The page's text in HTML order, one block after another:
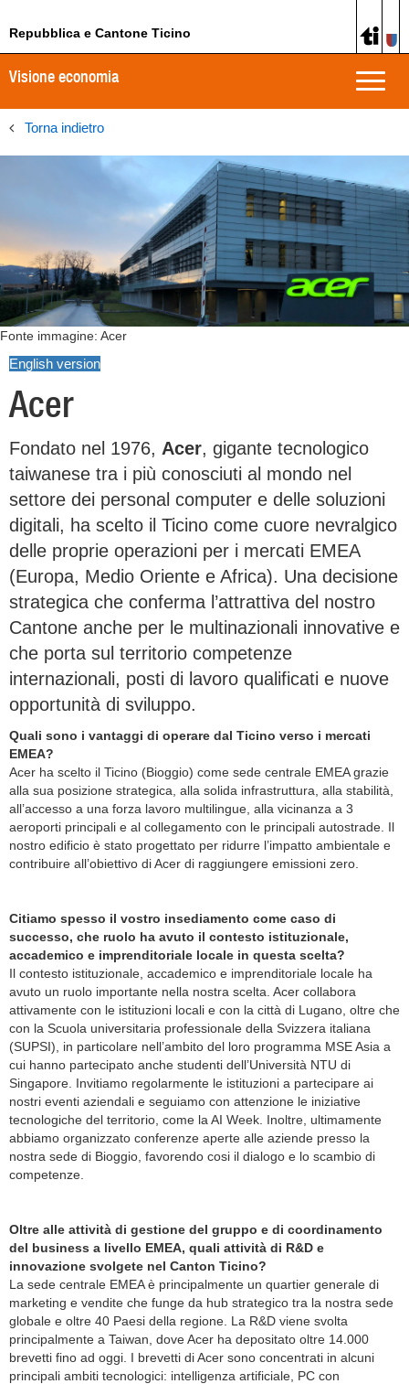
Repubblica e Cantone Ticino
Toggle
Visione economia
Torna indietro
Fonte immagine: Acer
English version
Acer
Fondato nel 1976, Acer, gigante tecnologico
taiwanese tra i più conosciuti al mondo nel
settore dei personal computer e delle soluzioni
digitali, ha scelto il Ticino come cuore nevralgico
delle proprie operazioni per i mercati EMEA
(Europa, Medio Oriente e Africa). Una decisione
strategica che conferma l’attrattiva del nostro
Cantone anche per le multinazionali innovative e
che porta sul territorio competenze
internazionali, posti di lavoro qualificati e nuove
opportunità di sviluppo.
Quali sono i vantaggi di operare dal Ticino verso i mercati
EMEA?
Acer ha scelto il Ticino (Bioggio) come sede centrale EMEA grazie
alla sua posizione strategica, alla solida infrastruttura, alla stabilità,
all’accesso a una forza lavoro multilingue, alla vicinanza a 3
aeroporti principali e al collegamento con le principali autostrade. Il
nostro edificio è stato progettato per ridurre l’impatto ambientale e
contribuire all’obiettivo di Acer di raggiungere emissioni zero.
Citiamo spesso il vostro insediamento come caso di
successo, che ruolo ha avuto il contesto istituzionale,
accademico e imprenditoriale locale in questa scelta?
Il contesto istituzionale, accademico e imprenditoriale locale ha
avuto un ruolo importante nella nostra scelta. Acer collabora
attivamente con le istituzioni locali e con la città di Lugano, oltre che
con la Scuola universitaria professionale della Svizzera italiana
(SUPSI), in particolare nell’ambito del loro programma MSE Asia a
cui hanno partecipato anche studenti dell’Università NTU di
Singapore. Invitiamo regolarmente le istituzioni a partecipare ai
nostri eventi aziendali e seguiamo con attenzione le iniziative
tecnologiche del territorio, come la AI Week. Inoltre, ultimamente
abbiamo organizzato conferenze aperte alle aziende presso la
nostra sede di Bioggio, favorendo cosi il dialogo e lo scambio di
competenze.
Oltre alle attività di gestione del gruppo e di coordinamento
del business a livello EMEA, quali attività di R&D e
innovazione svolgete nel Canton Ticino?
La sede centrale EMEA è principalmente un quartier generale di
marketing e vendite che funge da hub strategico tra la nostra sede
globale e oltre 40 Paesi della regione. La R&D viene svolta
principalmente a Taiwan, dove Acer ha depositato oltre 14.000
brevetti fino ad oggi. I brevetti di Acer sono concentrati in alcuni
principali ambiti tecnologici: intelligenza artificiale, PC con